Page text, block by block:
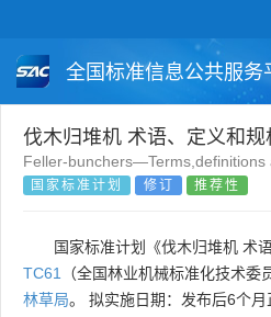
全国标准信息公共服务
国家标准 行业标
团体标准 企业标准
国外标准 技术委员
伐木归堆机 术语、定义和规
Feller-bunchers—Terms,definitions
国家标准计划 修订 推荐性
国家标准计划《伐木归堆机 术
TC61
（全国林业机械标准化技术
林草局。 拟实施日期：发布后6个月